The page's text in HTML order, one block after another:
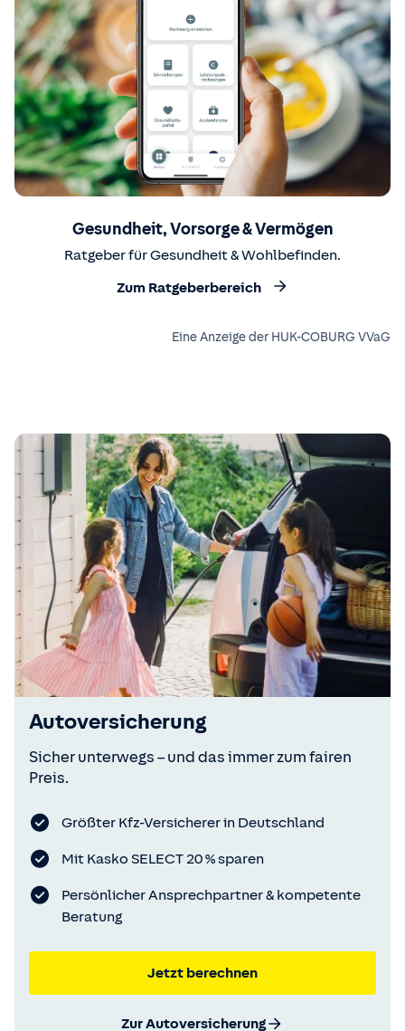
Gesundheit, Vorsorge & Vermögen
Ratgeber für Gesundheit & Wohlbefinden.
Zum Ratgeberbereich
Eine Anzeige der HUK-COBURG VVaG
Autoversicherung
Sicher unterwegs – und das immer zum fairen
Preis.
Größter Kfz-Versicherer in Deutschland
Mit Kasko SELECT 20 % sparen
Persönlicher Ansprechpartner & kompetente
Beratung
Jetzt berechnen
Zur Autoversicherung